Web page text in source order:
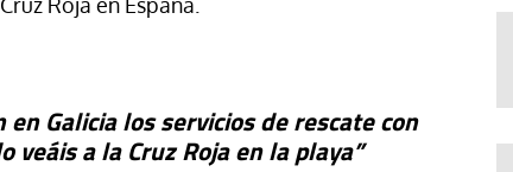
Galicia los servicios de rescate con
a la Cruz Roja en la playa”